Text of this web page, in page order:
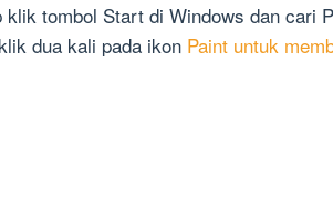
tombol Start di Windows dan cari
dua kali pada ikon Paint untuk